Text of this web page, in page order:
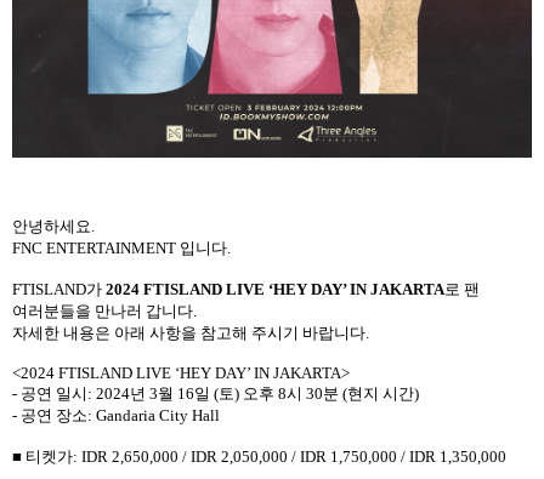
안녕하세요.
FNC ENTERTAINMENT 입니다.
FTISLAND가 2024 FTISLAND LIVE ‘HEY DAY’ IN JAKARTA로 팬
여러분들을 만나러 갑니다.
자세한 내용은 아래 사항을 참고해 주시기 바랍니다.
<2024 FTISLAND LIVE ‘HEY DAY’ IN JAKARTA>
- 공연 일시: 2024년 3월 16일 (토) 오후 8시 30분 (현지 시간)
- 공연 장소: Gandaria City Hall
■ 티켓가: IDR 2,650,000 / IDR 2,050,000 / IDR 1,750,000 / IDR 1,350,000